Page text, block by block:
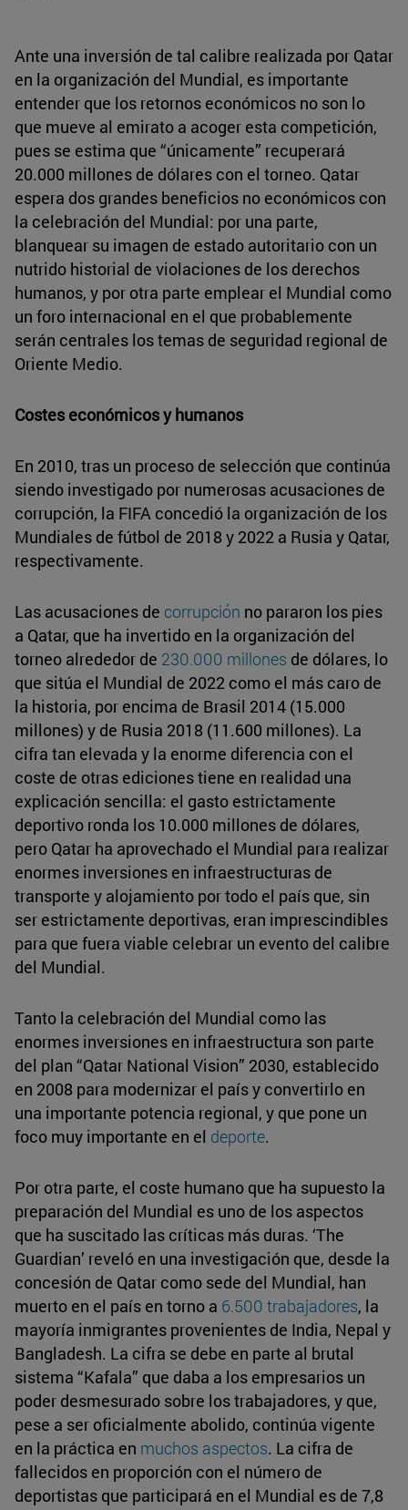
Ante una inversión de tal calibre realizada por Qatar
en la organización del Mundial, es importante
entender que los retornos económicos no son lo
que mueve al emirato a acoger esta competición,
pues se estima que “únicamente” recuperará
20.000 millones de dólares con el torneo. Qatar
espera dos grandes beneficios no económicos con
la celebración del Mundial: por una parte,
blanquear su imagen de estado autoritario con un
nutrido historial de violaciones de los derechos
humanos, y por otra parte emplear el Mundial como
un foro internacional en el que probablemente
serán centrales los temas de seguridad regional de
Oriente Medio.
Costes económicos y humanos
En 2010, tras un proceso de selección que continúa
siendo investigado por numerosas acusaciones de
corrupción, la FIFA concedió la organización de los
Mundiales de fútbol de 2018 y 2022 a Rusia y Qatar,
respectivamente.
Las acusaciones de corrupción no pararon los pies
a Qatar, que ha invertido en la organización del
torneo alrededor de 230.000 millones de dólares, lo
que sitúa el Mundial de 2022 como el más caro de
la historia, por encima de Brasil 2014 (15.000
millones) y de Rusia 2018 (11.600 millones). La
cifra tan elevada y la enorme diferencia con el
coste de otras ediciones tiene en realidad una
explicación sencilla: el gasto estrictamente
deportivo ronda los 10.000 millones de dólares,
pero Qatar ha aprovechado el Mundial para realizar
enormes inversiones en infraestructuras de
transporte y alojamiento por todo el país que, sin
ser estrictamente deportivas, eran imprescindibles
para que fuera viable celebrar un evento del calibre
del Mundial.
Tanto la celebración del Mundial como las
enormes inversiones en infraestructura son parte
del plan “Qatar National Vision” 2030, establecido
en 2008 para modernizar el país y convertirlo en
una importante potencia regional, y que pone un
foco muy importante en el deporte.
Por otra parte, el coste humano que ha supuesto la
preparación del Mundial es uno de los aspectos
que ha suscitado las críticas más duras. ‘The
Guardian’ reveló en una investigación que, desde la
concesión de Qatar como sede del Mundial, han
muerto en el país en torno a 6.500 trabajadores, la
mayoría inmigrantes provenientes de India, Nepal y
Bangladesh. La cifra se debe en parte al brutal
sistema “Kafala” que daba a los empresarios un
poder desmesurado sobre los trabajadores, y que,
pese a ser oficialmente abolido, continúa vigente
en la práctica en muchos aspectos. La cifra de
fallecidos en proporción con el número de
deportistas que participará en el Mundial es de 7,8